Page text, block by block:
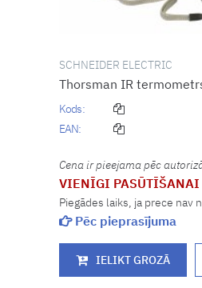
SCHNEIDER ELECTRIC
Thorsman IR
Kods:
EAN:
Cena ir pieejama pēc
VIENĪGI PASŪTĪŠANAI
Piegādes laiks, ja prece nav
Pēc pieprasījuma
IELIKT GROZĀ